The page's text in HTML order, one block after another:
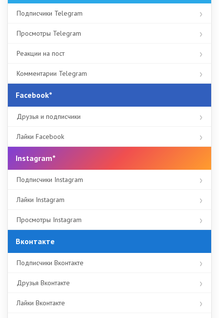
Подписчики Telegram
Просмотры Telegram
Реакции на пост
Комментарии Telegram
Facebook*
Друзья и подписчики
Лайки Facebook
Instagram*
Подписчики Instagram
Лайки Instagram
Просмотры Instagram
Вконтакте
Подписчики Вконтакте
Друзья Вконтакте
Лайки Вконтакте